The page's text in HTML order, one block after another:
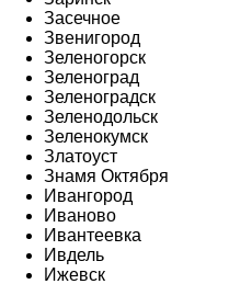
Засечное
Звенигород
Зеленогорск
Зеленоград
Зеленоградск
Зеленодольск
Зеленокумск
Златоуст
Знамя Октября
Ивангород
Иваново
Ивантеевка
Ивдель
Ижевск